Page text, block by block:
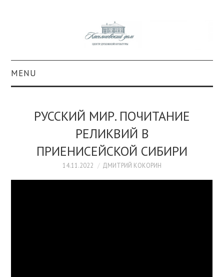
MENU
КОЛЛЕКЦИИ
#КАСДОМ
РУССКИЙ МИР. ПОЧИТАНИЕ
РЕЛИКВИЙ В
ПРИЕНИСЕЙСКОЙ СИБИРИ
14.11.2022 ДМИТРИЙ КОКОРИН